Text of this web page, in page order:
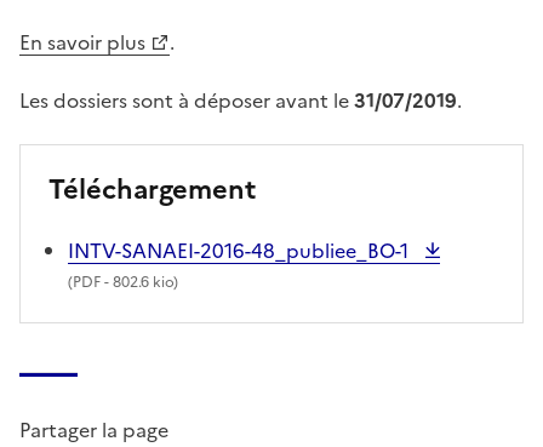
En savoir plus
.
Les dossiers sont à déposer avant le31/07/2019.
Téléchargement
INTV-SANAEI-2016-48_publiee_BO-1
(PDF- 802.6 kio)
Partager la page